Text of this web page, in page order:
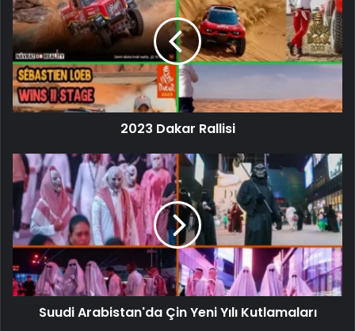
2023 Dakar Rallisi
Suudi Arabistan'da Çin Yeni Yılı Kutlamaları